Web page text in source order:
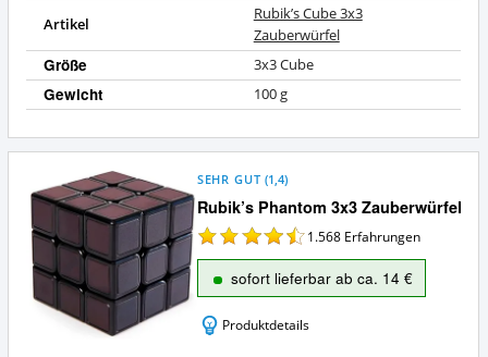
Artikel
Rubik’s Cube 3x3
Zauberwürfel
Größe 3x3 Cube
Gewicht 100 g
Rubik’s Phantom 3x3 Zauberwürfel
SEHR GUT (1,4)
1.568 Erfahrungen
sofort lieferbar ab ca. 14 €
Produktdetails